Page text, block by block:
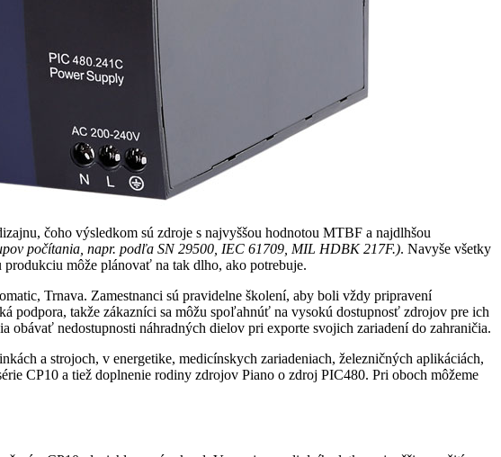
čoho výsledkom sú zdroje s najvyššou hodnotou MTBF a najdlhšou
počítania, napr. podľa SN 29500, IEC 61709, MIL HDBK 217F.). Navyše všetky
produkciu môže plánovať na tak dlho, ako potrebuje.
Trnava. Zamestnanci sú pravidelne školení, aby boli vždy pripravení
takže zákazníci sa môžu spoľahnúť na vysokú dostupnosť zdrojov pre ich
obávať nedostupnosti náhradných dielov pri exporte svojich zariadení do zahraničia.
a strojoch, v energetike, medicínskych zariadeniach, železničných aplikáciách,
CP10 a tiež doplnenie rodiny zdrojov Piano o zdroj PIC480. Pri oboch môžeme